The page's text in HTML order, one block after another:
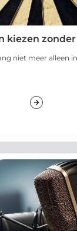
kiezen
niet meer alleen